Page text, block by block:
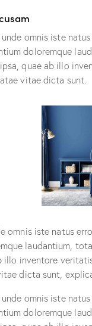
omnis iste
doloremque
quae ab illo
vitae dicta sunt.
omnis iste natus
laudantium,
illo inventore
dicta sunt,
omnis iste
doloremque